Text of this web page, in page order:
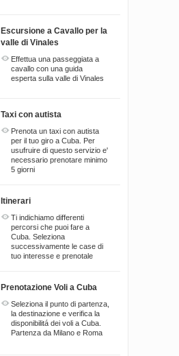
Escursione a Cavallo per la
valle di Vinales
Effettua una passeggiata a
cavallo con una guida
esperta sulla valle di Vinales
Taxi con autista
Prenota un taxi con autista
per il tuo giro a Cuba. Per
usufruire di questo servizio e'
necessario prenotare minimo
5 giorni
Itinerari
Ti indichiamo differenti
percorsi che puoi fare a
Cuba. Seleziona
successivamente le case di
tuo interesse e prenotale
Prenotazione Voli a Cuba
Seleziona il punto di partenza,
la destinazione e verifica la
disponibilitá dei voli a Cuba.
Partenza da Milano e Roma